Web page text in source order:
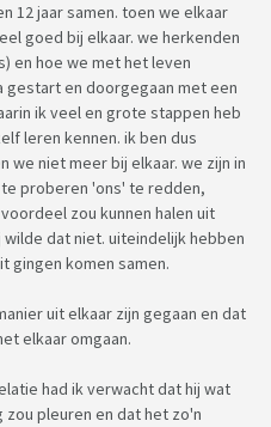
12 jaar samen. toen we elkaar
goed bij elkaar. we herkenden
en hoe we met het leven
gestart en doorgegaan met een
ik veel en grote stappen heb
leren kennen. ik ben dus
we niet meer bij elkaar. we zijn in
proberen 'ons' te redden,
zou kunnen halen uit
dat niet. uiteindelijk hebben
gingen komen samen.
uit elkaar zijn gegaan en dat
elkaar omgaan.
had ik verwacht dat hij wat
zou pleuren en dat het zo'n